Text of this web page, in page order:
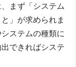
まず「システム
」が求められま
ステムの種類に
できればシステ